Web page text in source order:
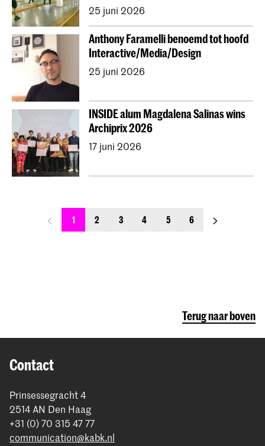
25 juni 2026
Anthony Faramelli benoemd tot hoofd
Interactive/Media/Design
25 juni 2026
INSIDE alum Magdalena Salinas wins
Archiprix 2026
17 juni 2026
previous_page
1 2 3 4 5 6 next_page
Terug naar boven
Contact
Prinsessegracht 4
2514 AN Den Haag
+31 (0) 70 315 47 77
communication@kabk.nl